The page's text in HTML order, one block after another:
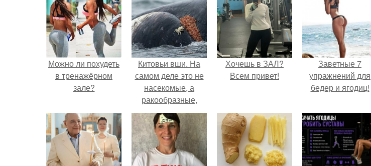
Можно ли похудеть
в тренажёрном
зале?
Китовьи вши. На
самом деле это не
насекомые, а
ракообразные,
относящиеся к
бокоплавам.
Хочешь в ЗАЛ?
Всем привет!
Заветные 7
упражнений для
бедер и ягодиц!